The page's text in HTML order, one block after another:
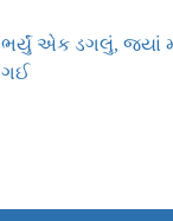
ભર્યું એક ડગલું, જ્યાં
ગઈ